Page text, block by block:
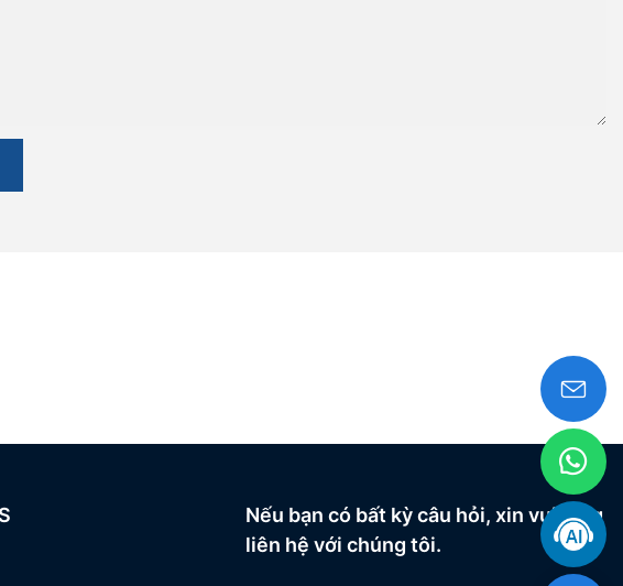
Nếu bạn có bất kỳ câu hỏi, xin vui lòng
liên hệ với chúng tôi.